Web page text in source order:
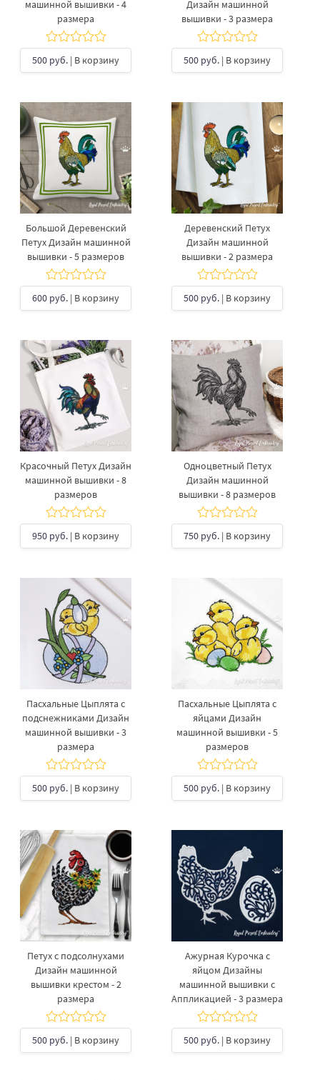
машинной вышивки - 4
размера
500 руб. | В корзину
Дизайн машинной
вышивки - 3 размера
500 руб. | В корзину
Большой Деревенский
Петух Дизайн машинной
вышивки - 5 размеров
600 руб. | В корзину
Деревенский Петух
Дизайн машинной
вышивки - 2 размера
500 руб. | В корзину
Красочный Петух Дизайн
машинной вышивки - 8
размеров
950 руб. | В корзину
Одноцветный Петух
Дизайн машинной
вышивки - 8 размеров
750 руб. | В корзину
Пасхальные Цыплята с
подснежниками Дизайн
машинной вышивки - 3
размера
500 руб. | В корзину
Пасхальные Цыплята с
яйцами Дизайн
машинной вышивки - 5
размеров
500 руб. | В корзину
Петух с подсолнухами
Дизайн машинной
вышивки крестом - 2
размера
500 руб. | В корзину
Ажурная Курочка с
яйцом Дизайны
машинной вышивки с
Аппликацией - 3 размера
500 руб. | В корзину